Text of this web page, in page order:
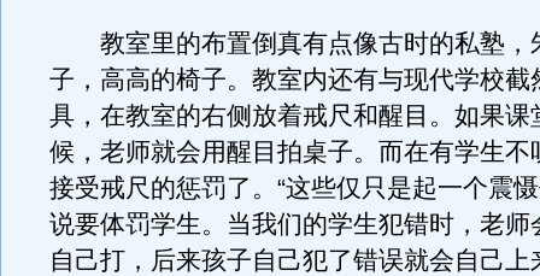
教室里的布置倒真有点像古时的私塾，
子，高高的椅子。教室内还有与现代学校截
具，在教室的右侧放着戒尺和醒目。如果课
候，老师就会用醒目拍桌子。而在有学生不
接受戒尺的惩罚了。“这些仅只是起一个震
说要体罚学生。当我们的学生犯错时，老师
自己打，后来孩子自己犯了错误就会自己上